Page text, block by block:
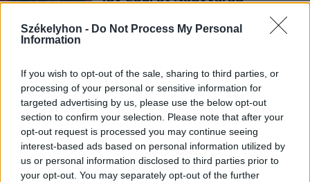
Székelyhon - Do Not Process My Personal
Information
If you wish to opt-out of the sale, sharing to third parties, or
processing of your personal or sensitive information for
targeted advertising by us, please use the below opt-out
section to confirm your selection. Please note that after your
opt-out request is processed you may continue seeing
interest-based ads based on personal information utilized by
us or personal information disclosed to third parties prior to
your opt-out. You may separately opt-out of the further
Közel a telt ház
Sepsiszentgyörgyön, vinné a
pontokat az FCSB
Nőileg
Virágkedvelő kislányból